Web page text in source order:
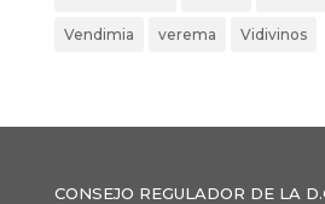
Vendimia verema Vidivinos
CONSEJO REGULADOR DE LA